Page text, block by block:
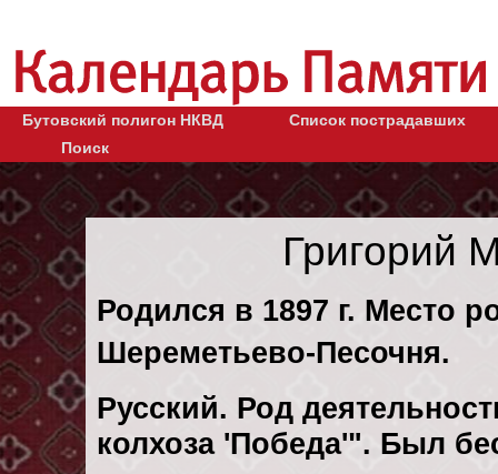
Бутовский полигон НКВД
Список пострадавших
Поиск
Григорий
Родился в 1897 г. Место
Шереметьево-Песочня.
Русский. Род
колхоза 'Победа'". Был